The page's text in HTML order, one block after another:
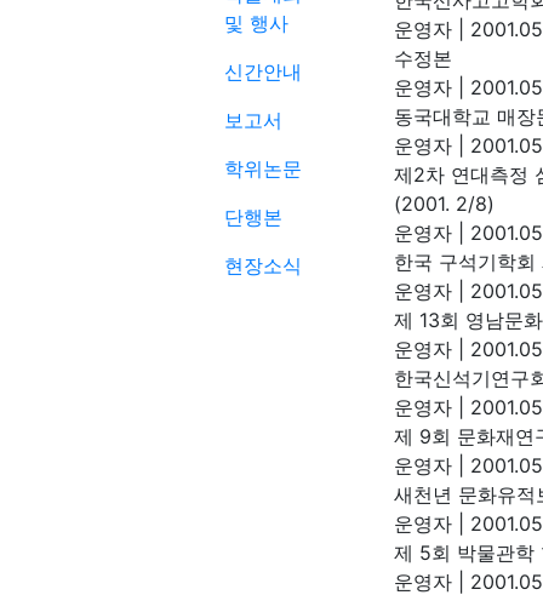
및 행사
신간안내
보고서
학위논문
단행본
현장소식
운영자
수정본
운영자
동국대학교 매
운영자
제2차 연대측정
(2001. 2/8)
운영자
한국 구석기학
운영자
제 13회 영남문
운영자
한국신석기연구
운영자
제 9회 문화재연
운영자
새천년 문화유
운영자
제 5회 박물관학
운영자